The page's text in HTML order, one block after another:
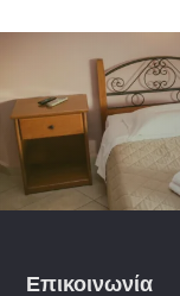
Επικοινωνία